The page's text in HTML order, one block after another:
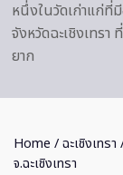
หนึ่งในวัดเก่าแก่ที่
จังหวัดฉะเชิงเทร
ยาก
Home /ฉะเชิงเทรา
จ.ฉะเชิงเทรา